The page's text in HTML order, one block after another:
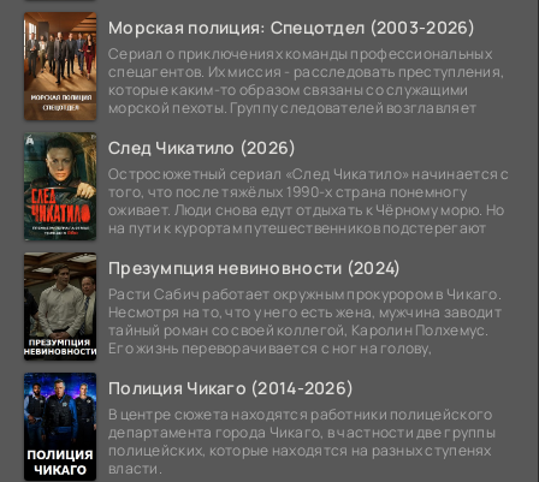
Морская полиция: Спецотдел (2003-2026)
Сериал о приключениях команды профессиональных
спецагентов. Их миссия - расследовать преступления,
которые каким-то образом связаны со служащими
морской пехоты. Группу следователей возглавляет
След Чикатило (2026)
Остросюжетный сериал «След Чикатило» начинается с
того, что после тяжёлых 1990-х страна понемногу
оживает. Люди снова едут отдыхать к Чёрному морю. Но
на пути к курортам путешественников подстерегают
Презумпция невиновности (2024)
Расти Сабич работает окружным прокурором в Чикаго.
Несмотря на то, что у него есть жена, мужчина заводит
тайный роман со своей коллегой, Каролин Полхемус.
Его жизнь переворачивается с ног на голову,
Полиция Чикаго (2014-2026)
В центре сюжета находятся работники полицейского
департамента города Чикаго, в частности две группы
полицейских, которые находятся на разных ступенях
власти.